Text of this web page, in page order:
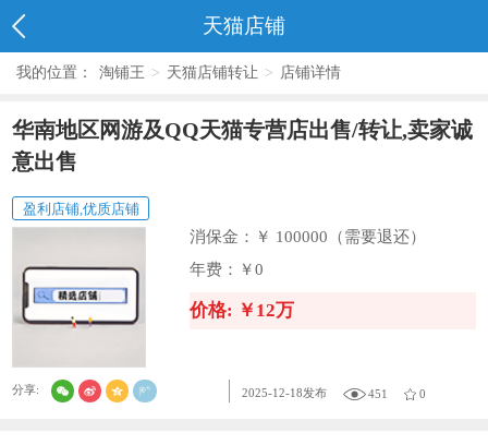
天猫店铺
我的位置： 淘铺王 > 天猫店铺转让 > 店铺详情
华南地区网游及QQ天猫专营店出售/转让,卖家诚
意出售
盈利店铺,优质店铺
消保金：
￥ 100000（需要退还）
年费：
￥0
价格: ￥12万
分享: 2025-12-18发布 451 0